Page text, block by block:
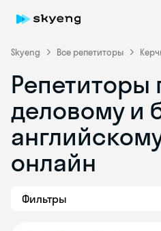
Skyeng Все репетиторы
Репетиторы
деловому и
онлайн
Фильтры